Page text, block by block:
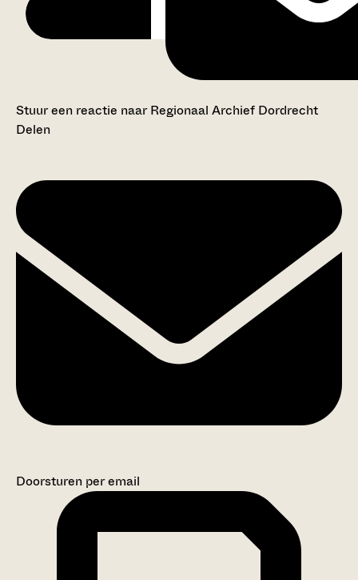
Stuur een reactie naar Regionaal Archief Dordrecht
Delen
Doorsturen per email